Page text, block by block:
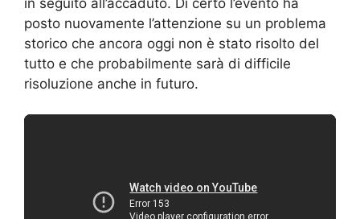
posto nuovamente l’attenzione su un problema
storico che ancora oggi non è stato risolto del
tutto e che probabilmente sarà di difficile
risoluzione anche in futuro.